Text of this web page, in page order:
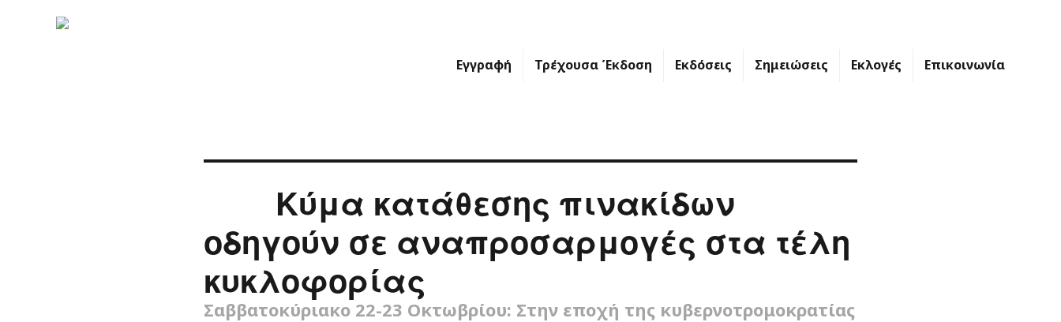
Εγγραφή Τρέχουσα Έκδοση Εκδόσεις Σημειώσεις Εκλογές Επικοινωνία
Κύμα κατάθεσης πινακίδων
οδηγούν σε αναπροσαρμογές στα τέλη
κυκλοφορίας
Σαββατοκύριακο 22-23 Οκτωβρίου: Στην εποχή της κυβερνοτρομοκρατίας